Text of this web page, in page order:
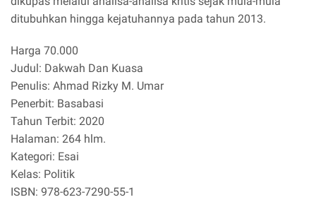
ditubuhkan hingga kejatuhannya pada tahun 2013.
Harga 70.000
Judul: Dakwah Dan Kuasa
Penulis: Ahmad Rizky M. Umar
Penerbit: Basabasi
Tahun Terbit: 2020
Halaman: 264 hlm.
Kategori: Esai
Kelas: Politik
ISBN: 978-623-7290-55-1